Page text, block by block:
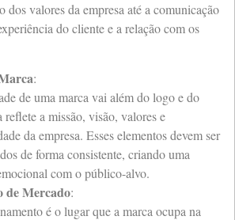
dos valores da empresa até a comunicação
do cliente e a relação com os
:
de uma marca vai além do logo e do
reflete a missão, visão, valores e
da empresa. Esses elementos devem ser
de forma consistente, criando uma
com o público-alvo.
de Mercado:
é o lugar que a marca ocupa na